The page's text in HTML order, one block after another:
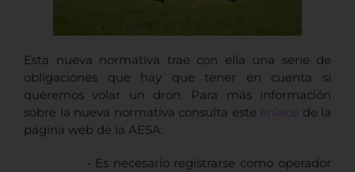
Esta nueva normativa trae con ella una serie de
obligaciones que hay que tener en cuenta si
queremos volar un dron. Para más información
sobre la nueva normativa consulta este enlace de la
página web de la AESA:
• Es necesario registrarse como operador